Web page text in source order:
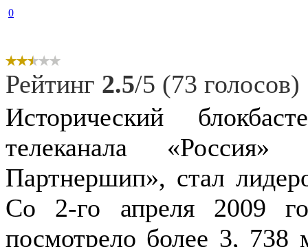
0
Рейтинг 2.5/5 (73 голосов)
Исторический
телеканала
Партнершип», стал
Со 2-го апреля 2009
посмотрело более 3, 738